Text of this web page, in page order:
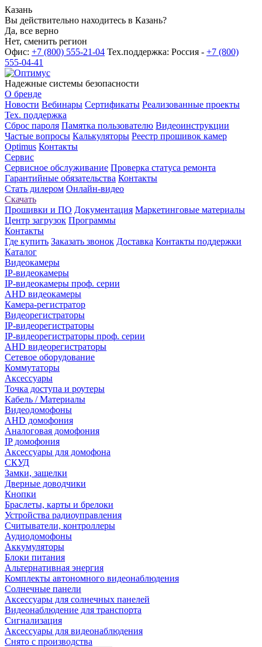
Казань
Вы действительно находитесь в Казань?
Да, все верно
Нет, сменить регион
Офис: +7 (800) 555-21-04 Тех.поддержка: Россия - +7 (800)
555-04-41
Надежные системы безопасности
О бренде
Новости Вебинары Сертификаты Реализованные проекты
Тех. поддержка
Сброс пароля Памятка пользователю Видеоинструкции
Частые вопросы Калькуляторы Реестр прошивок камер
Optimus Контакты
Сервис
Сервисное обслуживание Проверка статуса ремонта
Гарантийные обязательства Контакты
Стать дилером Онлайн-видео
Скачать
Прошивки и ПО Документация Маркетинговые материалы
Центр загрузок Программы
Контакты
Где купить Заказать звонок Доставка Контакты поддержки
Каталог
Видеокамеры
IP-видеокамеры
IP-видеокамеры проф. серии
AHD видеокамеры
Камера-регистратор
Видеорегистраторы
IP-видеорегистраторы
IP-видеорегистраторы проф. серии
AHD видеорегистраторы
Сетевое оборудование
Коммутаторы
Аксессуары
Точка доступа и роутеры
Кабель / Материалы
Видеодомофоны
AHD домофония
Аналоговая домофония
IP домофония
Аксессуары для домофона
СКУД
Замки, защелки
Дверные доводчики
Кнопки
Браслеты, карты и брелоки
Устройства радиоуправления
Считыватели, контроллеры
Аудиодомофоны
Аккумуляторы
Блоки питания
Альтернативная энергия
Комплекты автономного видеонаблюдения
Солнечные панели
Аксессуары для солнечных панелей
Видеонаблюдение для транспорта
Сигнализация
Аксессуары для видеонаблюдения
Снято с производства